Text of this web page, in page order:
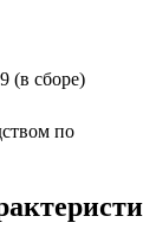
(в сборе)
по